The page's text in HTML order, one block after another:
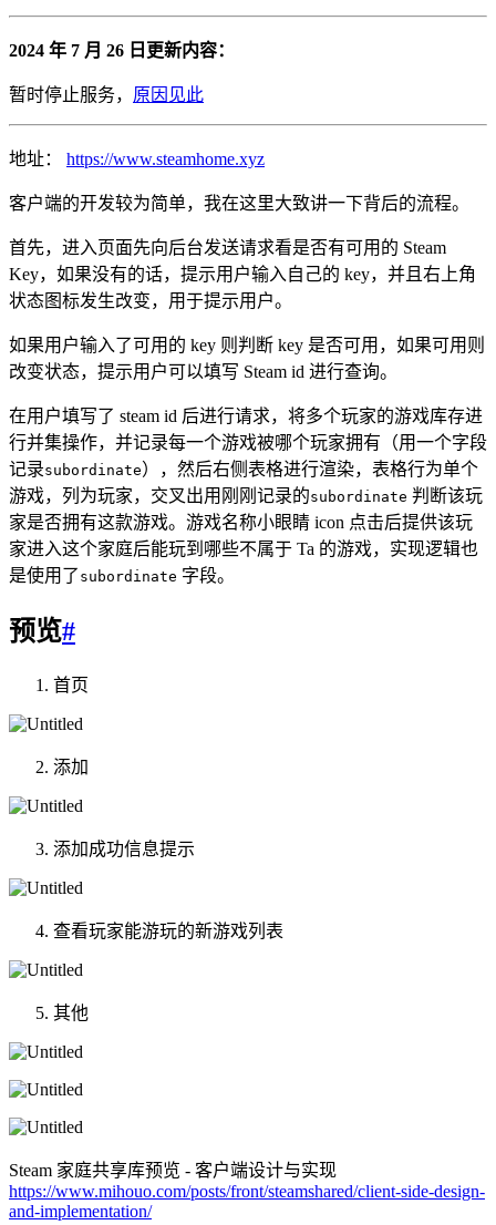
2024 年 7 月 26 日更新内容：
暂时停止服务， 原因见此
地址： https://www.steamhome.xyz
客户端的开发较为简单，我在这里大致讲一下背后的流程。
首先，进入页面先向后台发送请求看是否有可用的 Steam
Key，如果没有的话，提示用户输入自己的 key，并且右上角
状态图标发生改变，用于提示用户。
如果用户输入了可用的 key 则判断 key 是否可用，如果可用则
改变状态，提示用户可以填写 Steam id 进行查询。
在用户填写了 steam id 后进行请求，将多个玩家的游戏库存进
行并集操作，并记录每一个游戏被哪个玩家拥有（用一个字段
记录subordinate），然后右侧表格进行渲染，表格行为单个
游戏，列为玩家，交叉出用刚刚记录的subordinate 判断该玩
家是否拥有这款游戏。游戏名称小眼睛 icon 点击后提供该玩
家进入这个家庭后能玩到哪些不属于 Ta 的游戏，实现逻辑也
是使用了 subordinate 字段。
预览#
首页
添加
添加成功信息提示
查看玩家能游玩的新游戏列表
其他
Steam 家庭共享库预览 - 客户端设计与实现
https://www.mihouo.com/posts/front/steamshared/client-side-design-
and-implementation/